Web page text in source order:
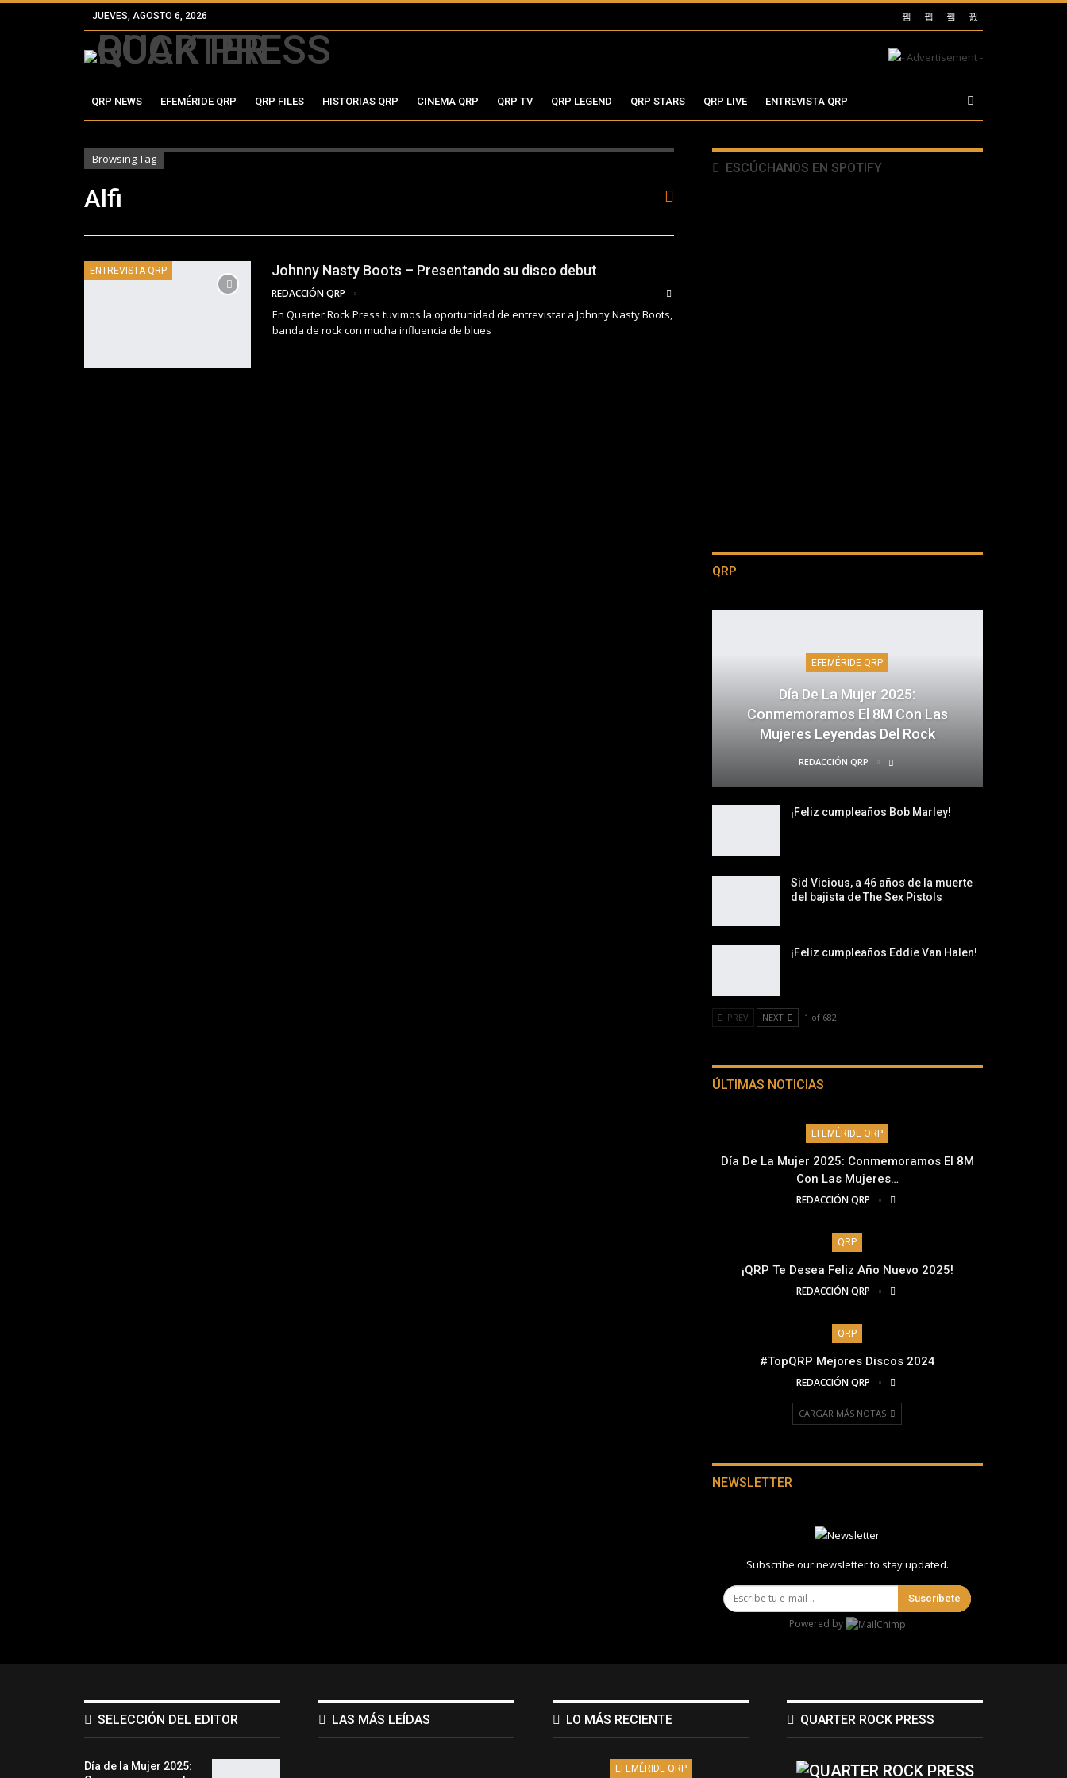
JUEVES, AGOSTO 6, 2026
QRP NEWS EFEMÉRIDE QRP QRP FILES HISTORIAS QRP CINEMA QRP QRP TV QRP LEGEND QRP STARS QRP LIVE ENTREVISTA QRP
Browsing Tag
Alfi
ENTREVISTA QRP Johnny Nasty Boots – Presentando su disco debut
REDACCIÓN QRP
En Quarter Rock Press tuvimos la oportunidad de entrevistar a Johnny Nasty Boots,
banda de rock con mucha influencia de blues
ESCÚCHANOS EN SPOTIFY
QRP
EFEMÉRIDE QRP
Día De La Mujer 2025:
Conmemoramos El 8M Con Las
Mujeres Leyendas Del Rock
REDACCIÓN QRP
¡Feliz cumpleaños Bob Marley!
Sid Vicious, a 46 años de la muerte
del bajista de The Sex Pistols
¡Feliz cumpleaños Eddie Van Halen!
PREV NEXT 1 of 682
ÚLTIMAS NOTICIAS
EFEMÉRIDE QRP
Día De La Mujer 2025: Conmemoramos El 8M
Con Las Mujeres…
REDACCIÓN QRP
QRP
¡QRP Te Desea Feliz Año Nuevo 2025!
REDACCIÓN QRP
QRP
#TopQRP Mejores Discos 2024
REDACCIÓN QRP
CARGAR MÁS NOTAS
NEWSLETTER
Subscribe our newsletter to stay updated.
Suscríbete
Powered by
SELECCIÓN DEL EDITOR
Día de la Mujer 2025:
LAS MÁS LEÍDAS LO MÁS RECIENTE
EFEMÉRIDE QRP
QUARTER ROCK PRESS